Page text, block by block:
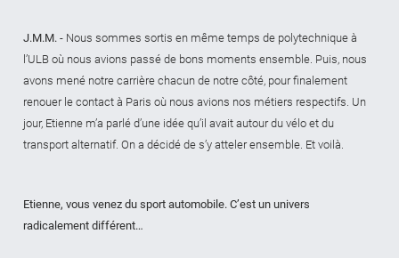
J.M.M.- Nous sommes sortis en même temps de polytechnique à
l’ULB où nous avions passé de bons moments ensemble. Puis, nous
avons mené notre carrière chacun de notre côté, pour finalement
renouer le contact à Paris où nous avions nos métiers respectifs. Un
jour, Etienne m’a parlé d’une idée qu’il avait autour du vélo et du
transport alternatif. On a décidé de s’y atteler ensemble. Et voilà.
Etienne, vous venez du sport automobile. C’est un univers
radicalement différent…